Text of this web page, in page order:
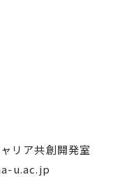
リア共創開発室
u.ac.jp